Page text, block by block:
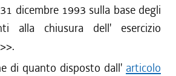
dicembre 1993 sulla base degli
alla chiusura dell' esercizio
di quanto disposto dall' articolo